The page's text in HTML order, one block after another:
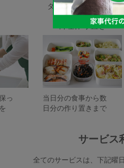
タスカジで依頼できる
っ
料理作り置き
当日分の食事から数
日分の作り置きまで
サービス
全てのサービスは、下記曜